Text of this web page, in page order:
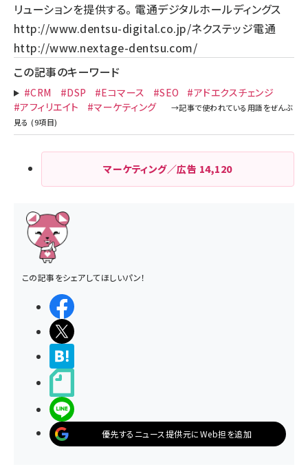
リューションを提供する。 電通デジタルホールディングス
http://www.dentsu-digital.co.jp/ネクステッジ電通
http://www.nextage-dentsu.com/
この記事のキーワード
#CRM #DSP #Eコマース #SEO
#アドエクスチェンジ
#アフィリエイト
#マーケティング
マーケティング／広告 14,120
この記事をシェアしてほしいパン！
優先するニュース提供元にWeb担を追加